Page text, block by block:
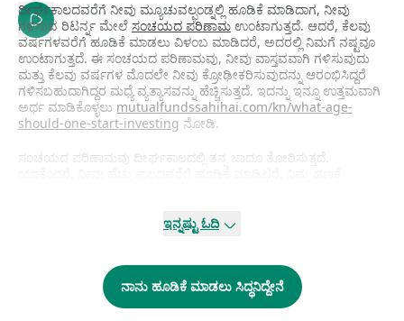
ದೀರ್ಘಕಾಲದವರೆಗೆ ನೀವು ಮ್ಯೂಚುವಲ್ಫಂಡ್ನಲ್ಲಿ ಹೂಡಿಕೆ ಮಾಡಿದಾಗ, ನೀವು
ಗಳಿಸುವ ರಿಟರ್ನ್ನ ಮೇಲೆ ಸಂಚಯದ ಪರಿಣಾಮ ಉಂಟಾಗುತ್ತದೆ. ಆದರೆ, ಕೆಲವು
ವರ್ಷಗಳವರೆಗೆ ಹೂಡಿಕೆ ಮಾಡಲು ವಿಳಂಬ ಮಾಡಿದರೆ, ಅದರಲ್ಲಿ ನಿಮಗೆ ನಷ್ಟವೂ
ಉಂಟಾಗುತ್ತದೆ. ಈ ಸಂಚಯದ ಪರಿಣಾಮವು, ನೀವು ವಾಸ್ತವವಾಗಿ ಗಳಿಸುವುದು
ಮತ್ತು ಕೆಲವು ವರ್ಷಗಳ ಮೊದಲೇ ನೀವು ಕ್ರೋಢೀಕರಿಸುವುದನ್ನು ಆರಂಭಿಸಿದ್ದರೆ
ಗಳಿಸಬಹುದಾಗಿದ್ದರ ಮಧ್ಯೆ ವ್ಯತ್ಯಾಸವನ್ನು ಹೆಚ್ಚಿಸುತ್ತದೆ. ಇದನ್ನು ಇನ್ನೂ ಉತ್ತಮವಾಗಿ
ಅರ್ಥ ಮಾಡಿಕೊಳ್ಳಲು mutualfundssahihai.com/kn/what-age-
should-one-start-investing ನೋಡಿ.
ಸಂಚಯದ ಪರಿಣಾಮವು ದೀರ್ಘಕಾಲದಲ್ಲಿ ತನ್ನ ಜಾದೂ ತೋರಿಸುತ್ತದೆ.
ಹೂಡಿಕೆಯನ್ನು ನೀವು ತಡ ಮಾಡಿದರೆ, ಅದು SIP (ಎಸ್.ಐಪಿ) ಮೂಲಕವೇ
ಆಗಿರಲಿ ಅಥವಾ ಸಗಟು ರೂಪದಲ್ಲೇ ಆಗಿರಲಿ ಹಾಗೂ ಹೆಚ್ಚು ಮೊತ್ತವನ್ನು ಹೂಡಿಕೆ
ನೀವು ಸರಿಗಟ್ಟಲಾಗದು. SIP (ಎಸ್.ಐಪಿ) ಆಗಿದ್ದರೆ, ನೀವು ಹೂಡಿಕೆ ಮಾಡಿದ್ದಕ್ಕಿಂತ
ಅರ್ಧದಷ್ಟು ಕಡಿಮೆ ಮೊತ್ತವನ್ನು ಅವರು ಹೂಡಿಕೆ ಮಾಡಿದ್ದರೂ, ನಿಮ್ಮ ಹೂಡಿಕೆ
ಹಿಂದೆ ಬಿದ್ದಿರುತ್ತದೆ. ಸಗಟು ಮೊತ್ತವೇ ಆಗಿದ್ದರೂ, ಕೆಲವೇ ವರ್ಷಗಳಷ್ಟು ವಿಳಂಬ
ಇನ್ನಷ್ಟು ಓದಿ
ನಾನು ಹೂಡಿಕೆ ಮಾಡಲು ಸಿದ್ಧನಿದ್ದೇನೆ